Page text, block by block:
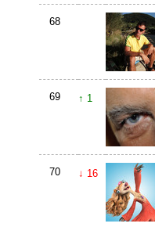
68
69 ↑ 1
70 ↓ 16